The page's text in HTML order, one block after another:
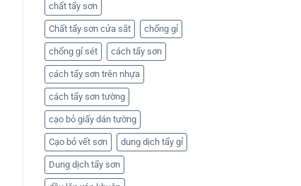
chất tẩy sơn
Chất tẩy sơn cửa sắt chống gỉ
chống gỉ sét cách tẩy sơn
cách tẩy sơn trên nhựa
cách tẩy sơn tường
cạo bỏ giấy dán tường
Cạo bỏ vết sơn dung dịch tẩy gỉ
Dung dịch tẩy sơn